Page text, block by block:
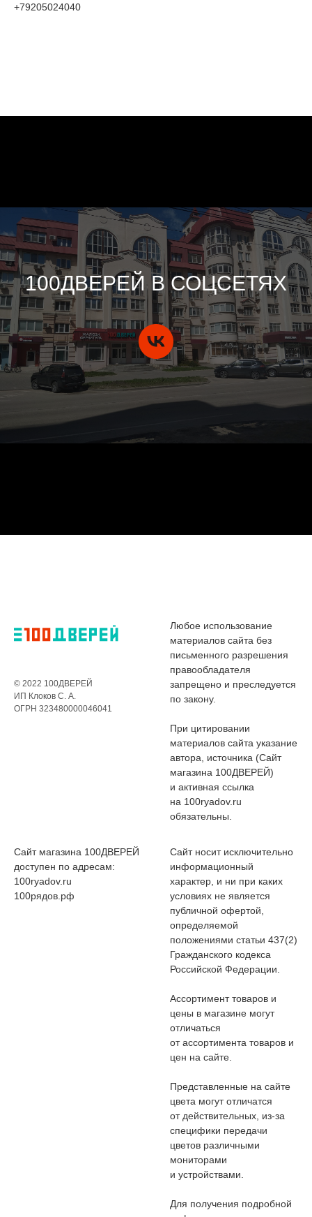
+79205024040
100ДВЕРЕЙ В СОЦСЕТЯХ
© 2022 100ДВЕРЕЙ
ИП Клоков С. А.
ОГРН 323480000046041
Любое использование
материалов сайта без
письменного разрешения
правообладателя
запрещено и преследуется
по закону.
При цитировании
материалов сайта указание
автора, источника (Сайт
магазина 100ДВЕРЕЙ)
и активная ссылка
на 100ryadov.ru
обязательны.
Сайт магазина 100ДВЕРЕЙ
доступен по адресам:
100ryadov.ru
100рядов.рф
Сайт носит исключительно
информационный
характер, и ни при каких
условиях не является
публичной офертой,
определяемой
положениями статьи 437(2)
Гражданского кодекса
Российской Федерации.
Ассортимент товаров и
цены в магазине могут
отличаться
от ассортимента товаров и
цен на сайте.
Представленные на сайте
цвета могут отличатся
от действительных, из-за
специфики передачи
цветов различными
мониторами
и устройствами.
Для получения подробной